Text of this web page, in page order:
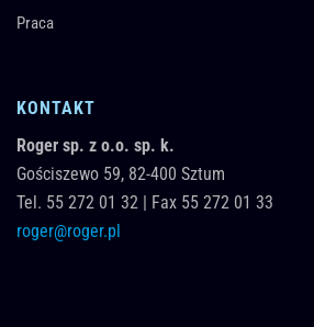
Praca
KONTAKT
Roger sp. z o.o. sp. k.
Gościszewo 59, 82-400 Sztum
Tel. 55 272 01 32 | Fax 55 272 01 33
roger@roger.pl